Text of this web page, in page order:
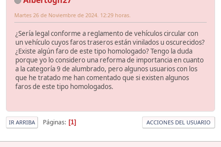
Martes 26 de Noviembre de 2024. 12:29 horas.
¿Sería legal conforme a reglamento de vehículos circular con
un vehículo cuyos faros traseros están vinilados u oscurecidos?
¿Existe algún faro de este tipo homologado? Tengo la duda
porque yo lo considero una reforma de importancia en cuanto
a la categoría 9 de alumbrado, pero algunos usuarios con los
que he tratado me han comentado que si existen algunos
faros de este tipo homologados.
IR ARRIBA Páginas 1 ACCIONES DEL USUARIO